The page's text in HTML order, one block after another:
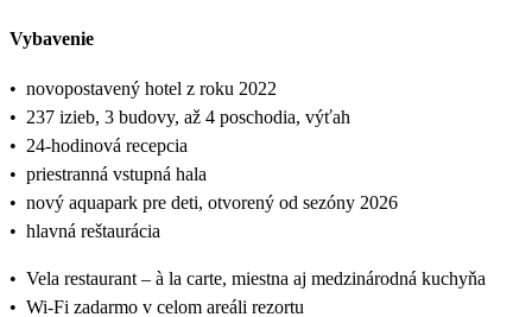
Vybavenie
• novopostavený hotel z roku 2022
• 237 izieb, 3 budovy, až 4 poschodia, výťah
• 24-hodinová recepcia
• priestranná vstupná hala
• nový aquapark pre deti, otvorený od sezóny 2026
• hlavná reštaurácia
• Vela restaurant – à la carte, miestna aj medzinárodná kuchyňa
• Wi-Fi zadarmo v celom areáli rezortu